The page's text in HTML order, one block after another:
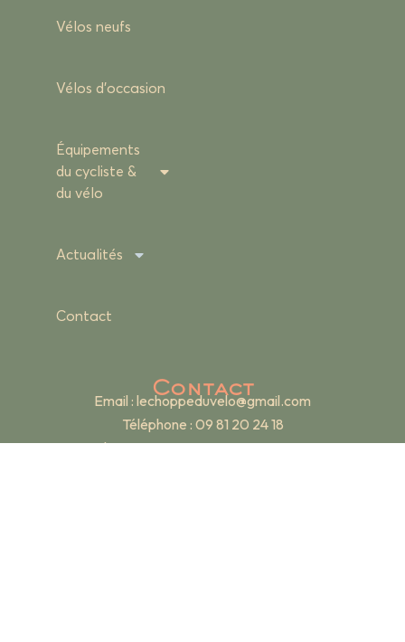
Vélos neufs
Vélos d’occasion
Équipements
du cycliste &
du vélo
Actualités
Contact
Contact
Email : lechoppeduvelo@gmail.com
Téléphone : 09 81 20 24 18
Adresse : 19 rue Renan – 69007 Lyon